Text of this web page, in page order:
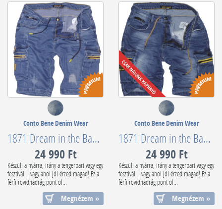
Conto Bene Denim Wear
1871 Dream in the Bahamas
24 990 Ft
Készülj a nyárra, irány a tengerpart vagy egy
fesztivál... vagy ahol jól érzed magad! Ez a
férfi rövidnadrág pont ol...
Megnézem »
Conto Bene Denim Wear
1871 Dream in the Bahamas Classic Edition
24 990 Ft
Készülj a nyárra, irány a tengerpart vagy egy
fesztivál... vagy ahol jól érzed magad! Ez a
férfi rövidnadrág pont ol...
Megnézem »